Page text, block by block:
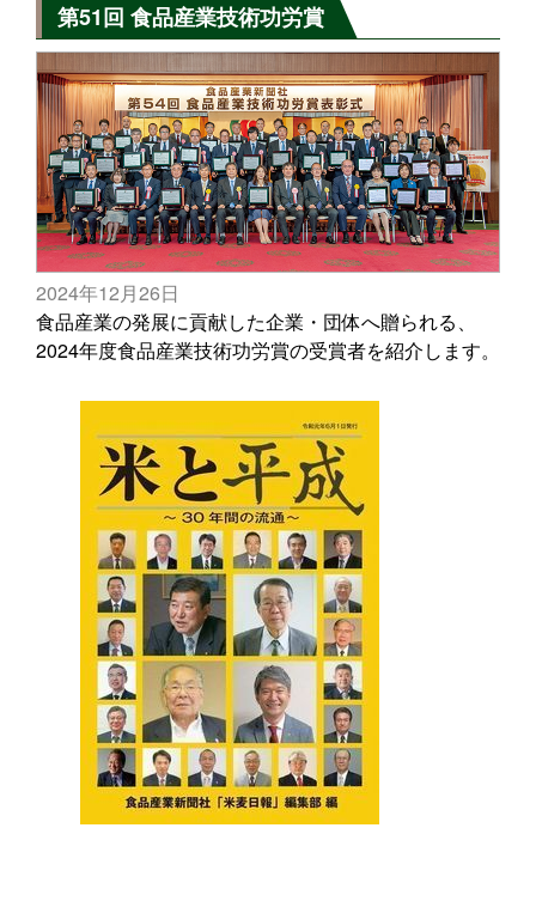
第51回 食品産業技術功労賞
2024年12月26日
食品産業の発展に貢献した企業・団体へ贈られる、
2024年度食品産業技術功労賞の受賞者を紹介します。